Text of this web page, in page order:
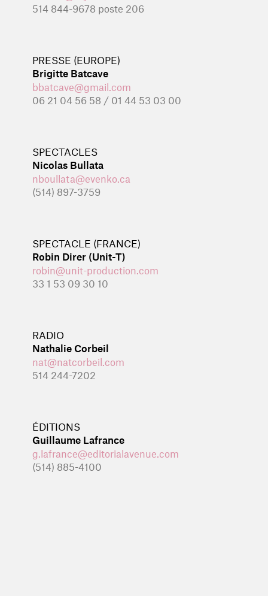
514 844-9678 poste 206
PRESSE (EUROPE)
Brigitte Batcave
bbatcave@gmail.com
06 21 04 56 58 / 01 44 53 03 00
SPECTACLES
Nicolas Bullata
nboullata@evenko.ca
(514) 897-3759
SPECTACLE (FRANCE)
Robin Direr (Unit-T)
robin@unit-production.com
33 1 53 09 30 10
RADIO
Nathalie Corbeil
nat@natcorbeil.com
514 244-7202
ÉDITIONS
Guillaume Lafrance
g.lafrance@editorialavenue.com
(514) 885-4100